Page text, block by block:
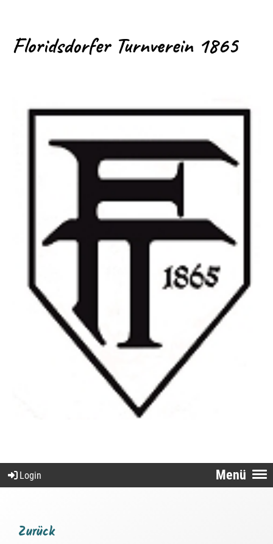
Floridsdorfer Turnverein 1865
Menü
Login
Zurück